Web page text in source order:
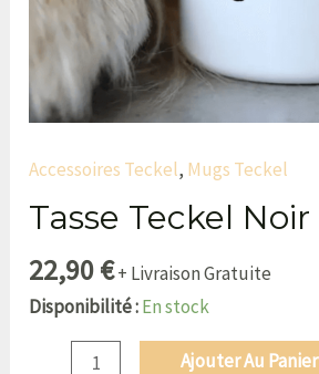
Accessoires Teckel, Mugs Teckel
Tasse Teckel Noir
22,90€+ Livraison Gratuite
Disponibilité :En stock
Ajouter Au Panier